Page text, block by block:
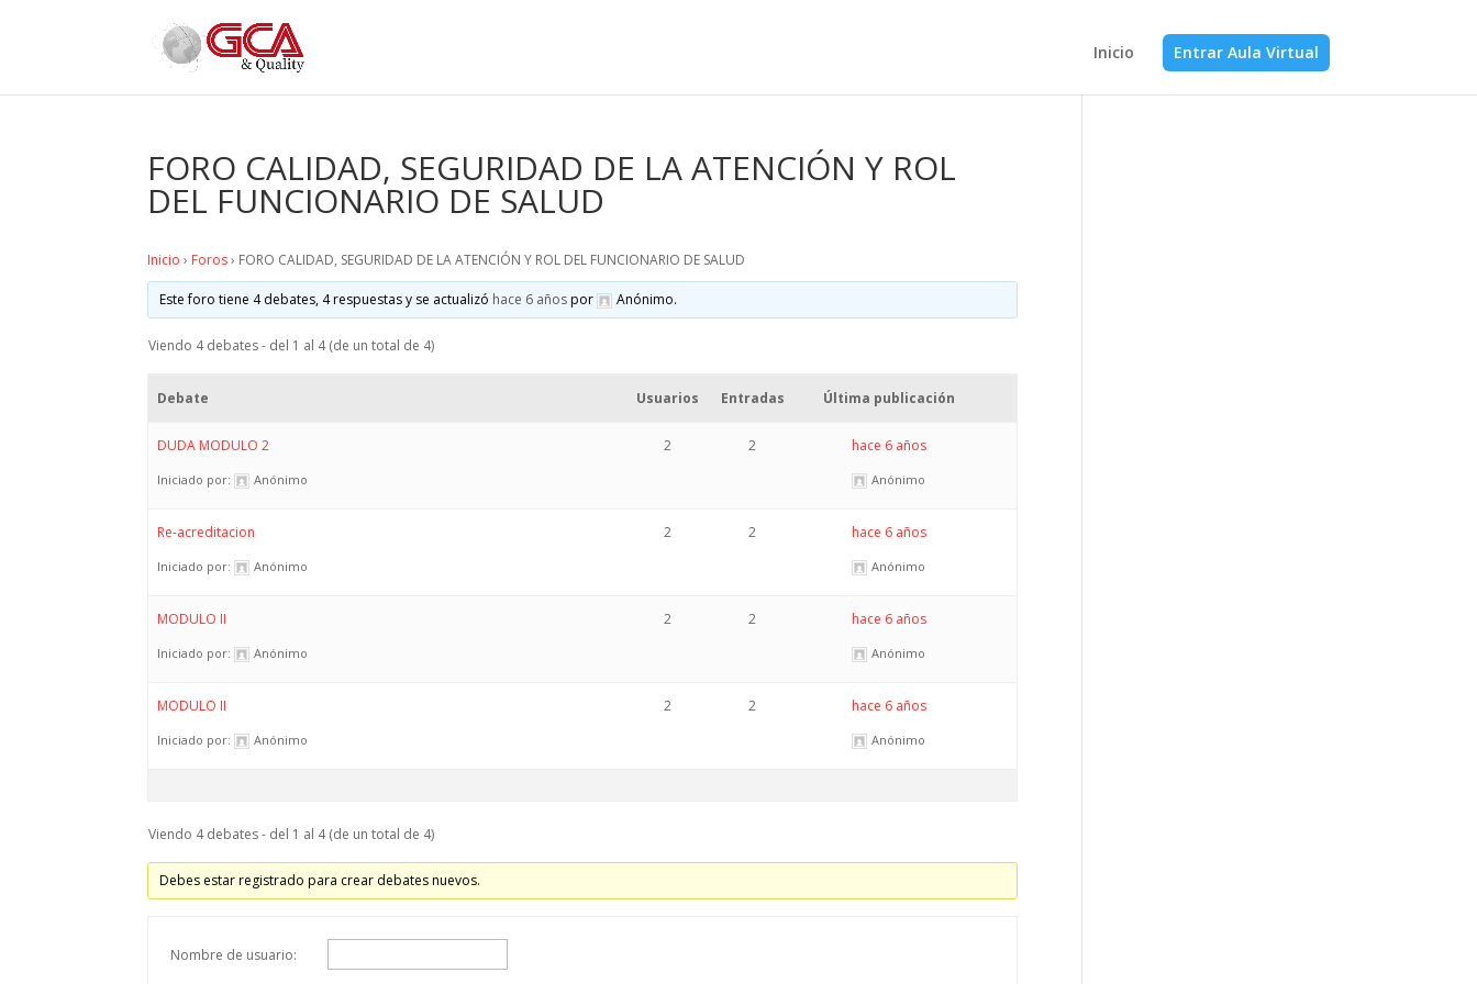
Inicio Entrar Aula Virtual
FORO CALIDAD, SEGURIDAD DE LA ATENCIÓN Y ROL
DEL FUNCIONARIO DE SALUD
Inicio › Foros › FORO CALIDAD, SEGURIDAD DE LA ATENCIÓN Y ROL DEL FUNCIONARIO DE SALUD
Este foro tiene 4 debates, 4 respuestas y se actualizó hace 6 añospor Anónimo.
Viendo 4 debates - del 1 al 4 (de un total de 4)
Debate Usuarios Entradas Última publicación
DUDA MODULO 2
Iniciado por: Anónimo
2 2 hace 6 años
Anónimo
Re-acreditacion
Iniciado por: Anónimo
2 2 hace 6 años
Anónimo
MODULO II
Iniciado por: Anónimo
2 2 hace 6 años
Anónimo
MODULO II
Iniciado por: Anónimo
2 2 hace 6 años
Anónimo
Viendo 4 debates - del 1 al 4 (de un total de 4)
Debes estar registrado para crear debates nuevos.
Nombre de usuario: